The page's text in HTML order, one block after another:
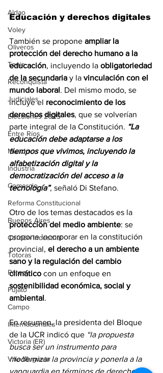
Aldao
Voley
Oliveros
Tenis
Reconquista
Judiciales
Elecciones 2025
Entre Ríos
Mundo
Industria
Comercio
Reforma Constitucional
Buenos Aires
Cordón Industrial
Totoras
Pérez
Pujato
Campo
Internacionales
Victoria (ER)
Villa Mugueta
Educación y derechos digitales
También se propone ampliar la
protección del derecho humano a la
educación, incluyendo la obligatoriedad
de la secundaria y la vinculación con el
mundo laboral. Del mismo modo, se
incluye el reconocimiento de los
derechos digitales, que se volverían
parte integral de la Constitución. “La
educación debe adaptarse a los
tiempos que vivimos, incluyendo la
alfabetización digital y la
democratización del acceso a la
tecnología”, señaló Di Stefano.
Otro de los temas destacados es la
protección del medio ambiente: se
propone incorporar en la constitución
provincial, el derecho a un ambiente
sano y la regulación del cambio
climático con un enfoque en
sostenibilidad económica, social y
ambiental.
En resumen, la presidenta del Bloque
de la UCR indicó que “la propuesta
busca ser un instrumento para
modernizar la provincia y ponerla a la